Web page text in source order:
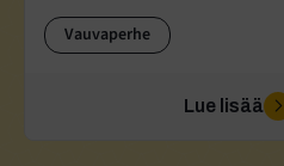
Vauvaperhe
Lue lisää